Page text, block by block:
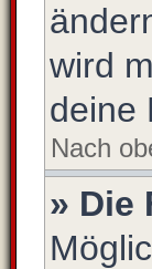
wird
deine
Nach
» Die